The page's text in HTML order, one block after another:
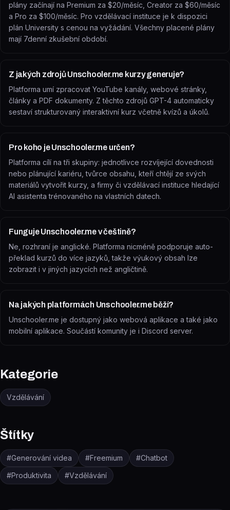
plány začínají na Premium za $20/měsíc, Creator za $60/měsíc
a Pro za $100/měsíc. Pro vzdělávací instituce je k dispozici
plán University s cenou na vyžádání. Všechny placené plány
mají 7denní zkušební období.
Z jakých zdrojů Unschooler.me kurzy generuje?
Platforma umí zpracovat YouTube kanály, webové stránky,
články a PDF dokumenty. Z těchto zdrojů GPT-4 automaticky
sestaví strukturovaný interaktivní kurz včetně kvízů a úkolů.
Pro koho je Unschooler.me určen?
Platforma cílí na tři skupiny: jednotlivce rozvíjející dovednosti
nebo plánující kariéru, tvůrce obsahu, kteří chtějí ze svých
materiálů vytvořit kurzy, a firmy či vzdělávací instituce hledající
AI asistenta trénovaného na vlastních datech.
Funguje Unschooler.me v češtině?
Ne, rozhraní je anglické. Platforma nicméně podporuje auto-
překlad kurzů do více jazyků, takže výukový obsah lze
zobrazit i v jiných jazycích než angličtině.
Na jakých platformách Unschooler.me běží?
Unschooler.me je dostupný jako webová aplikace a také jako
mobilní aplikace. Součástí komunity je i Discord server.
Kategorie
Vzdělávání
Štítky
#Generování videa #Freemium #Chatbot
#Produktivita #Vzdělávání